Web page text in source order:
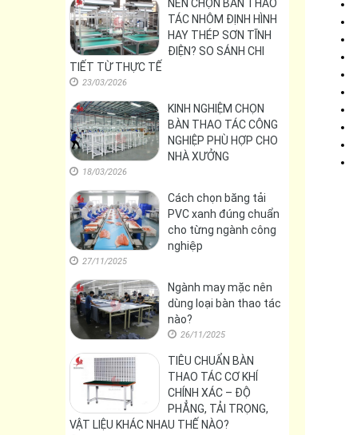
NÊN CHỌN BÀN THAO
TÁC NHÔM ĐỊNH HÌNH
HAY THÉP SƠN TĨNH
ĐIỆN? SO SÁNH CHI
TIẾT TỪ THỰC TẾ
23/03/2026
KINH NGHIỆM CHỌN
BÀN THAO TÁC CÔNG
NGHIỆP PHÙ HỢP CHO
NHÀ XƯỞNG
18/03/2026
Cách chọn băng tải
PVC xanh đúng chuẩn
cho từng ngành công
nghiệp
27/11/2025
Ngành may mặc nên
dùng loại bàn thao tác
nào?
26/11/2025
TIÊU CHUẨN BÀN
THAO TÁC CƠ KHÍ
CHÍNH XÁC – ĐỘ
PHẲNG, TẢI TRỌNG,
VẬT LIỆU KHÁC NHAU THẾ NÀO?